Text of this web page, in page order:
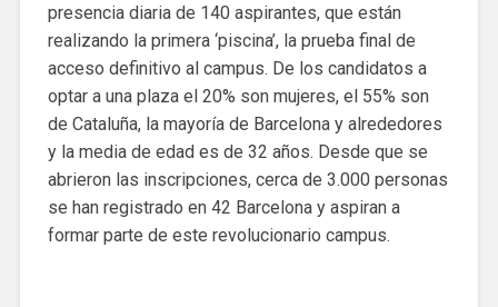
presencia diaria de 140 aspirantes, que están
realizando la primera ‘piscina’, la prueba final de
acceso definitivo al campus. De los candidatos a
optar a una plaza el 20% son mujeres, el 55% son
de Cataluña, la mayoría de Barcelona y alrededores
y la media de edad es de 32 años. Desde que se
abrieron las inscripciones, cerca de 3.000 personas
se han registrado en 42 Barcelona y aspiran a
formar parte de este revolucionario campus.